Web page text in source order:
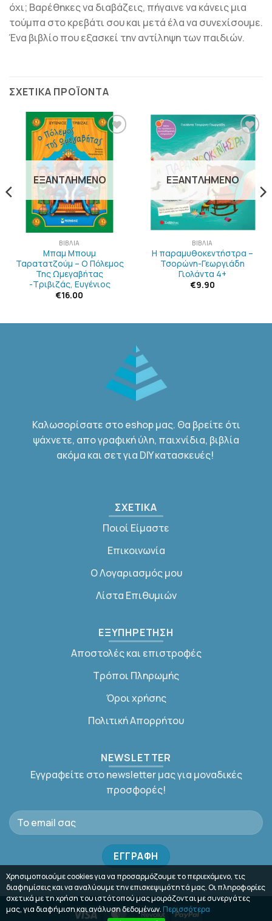
όχι; Βαρέθηκες να διαβάζεις, πήγαινε να κάνεις μια
τούμπα στο κρεβάτι σου και μετά έλα να συνεχίσουμε.
Ένα βιβλίο που εξασκεί την αντίληψη των παιδιών.
ΣΧΕΤΙΚΆ ΠΡΟΪΌΝΤΑ
ΠΡΟΣΘΉΚΗ
ΣΤΗΝ
ΛΊΣΤΑ
ΕΠΙΘΥΜΙΏΝ
ΕΞΑΝΤΛΗΜΈΝΟ
ΒΙΒΛΊΑ
Μπαμ Μπουμ
Ταρατατζούμ – Ο Πόλεμος
Της Ωμεγαβήτας
-Τριβιζάς, Ευγένιος
€16.00
ΠΡΟΣΘΉΚΗ
ΣΤΗΝ
ΛΊΣΤΑ
ΕΠΙΘΥΜΙΏΝ
ΕΞΑΝΤΛΗΜΈΝΟ
ΒΙΒΛΊΑ
Η παραμυθοκεντήστρα –
Τσορώνη-Γεωργιάδη
Γιολάντα 4+
€9.90
Καλωσορίσατε στο eshop μας. Θα βρείτε ότι
ψάχνετε, απο γραφική ύλη, παιχνίδια, βιβλία
ακόμα και σετ για DIY κατασκευές!
ΣΧΕΤΙΚΑ
Ποιοί Είμαστε
Επικοινωνία
Ο Λογαριασμός μου
Λίστα Επιθυμιών
ΕΞΥΠΗΡΕΤΗΣΗ
Αποστολές και επιστροφές
Τρόποι Πληρωμής
Όροι χρήσης
Πολιτική Απορρήτου
NEWSLETTER
Εγγραφείτε στο newsletter μας για μοναδικές
προσφορές!
Visa MasterCardRevolutPayPal
Χρησιμοποιούμε cookies για να προσαρμόζουμε το περιεχόμενο, τις
διαφημίσεις και να αναλύουμε την επισκεψιμότητά μας. Οι πληροφορίες
σχετικά με τη χρήση του ιστότοπού μας μοιράζονται με συνεργάτες
μας, για διαφήμιση και ανάλυση δεδομένων. Περισσότερα